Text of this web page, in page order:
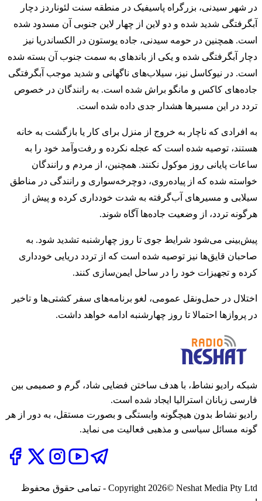
در شهر سیدنی، بزرگراه پاسیفیک در منطقه سنت لئوناردز دچار
آبگرفتگی شدید شده و دو لاین از چهار لاین جنوبی آن مسدود شده
است. همچنین در حومه سیدنی، جاده یوستون در الکساندریا نیز
دچار آبگرفتگی شده و یکی از باندهای به سمت جنوب آن بسته شده
است. در نیوکاسل نیز، سیلاب‌های ناگهانی و شدید موجب آبگرفتگی
جاده‌های کاکس و مانگو براش شده است. به رانندگان در خصوص
تردد در این مسیرها هشدار جدی داده شده است.
به افرادی که ناچار به خروج از منزل برای کار یا بازگشت به خانه
هستند، توصیه شده است که عجله نکرده و رفت‌وآمد خود را به
ساعات پایانی روز موکول نکنند. همچنین، از مردم و رانندگان
خواسته شده که از پیاده‌روی، دوچرخه‌سواری و رانندگی در مناطق
سیلابی و مسیرهای آب‌گرفته به شدت خودداری کرده و پیش از
هرگونه تردد، از وضعیت جاده‌ها آگاه شوند.
پیش‌بینی می‌شود شرایط جوی تا روز چهارشنبه تشدید شود. به
صاحبان قایق‌ها نیز توصیه شده است که از تردد دریایی خودداری
کرده و تجهیزات خود را در ساحل ایمن‌سازی کنند.
اختلال در حمل‌ونقل عمومی، لغو برنامه‌های سفر کشتی‌ها و تاخیر
در پروازها احتمالا تا روز چهارشنبه ادامه خواهد داشت.
شبکه رادیو نشاط، با هدف ساختن فضایی شاد، گرم و صمیمی بین
فارسی زبانان استرالیا ایجاد شده است.
رادیو نشاط بدون هیچگونه وابستگی و بصورت مستقل، به دور از هر
گونه مسائل سیاسی و مذهبی فعالیت می نماید.
Copyright 2026
© Neshat Media Pty Ltd - تمامی حقوق محفوظ